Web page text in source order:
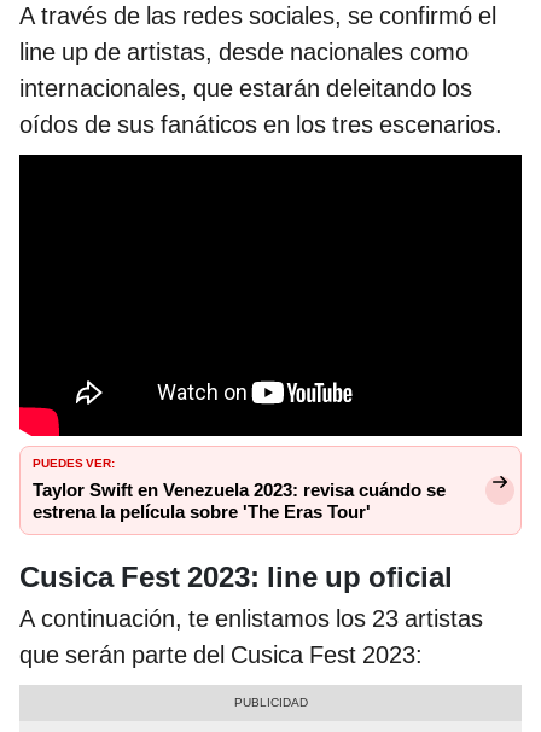
A través de las redes sociales, se confirmó el
line up de artistas, desde nacionales como
internacionales, que estarán deleitando los
oídos de sus fanáticos en los tres escenarios.
PUEDES VER:
Taylor Swift en Venezuela 2023: revisa cuándo se
estrena la película sobre 'The Eras Tour'
Cusica Fest 2023: line up oficial
A continuación, te enlistamos los 23 artistas
que serán parte del Cusica Fest 2023: